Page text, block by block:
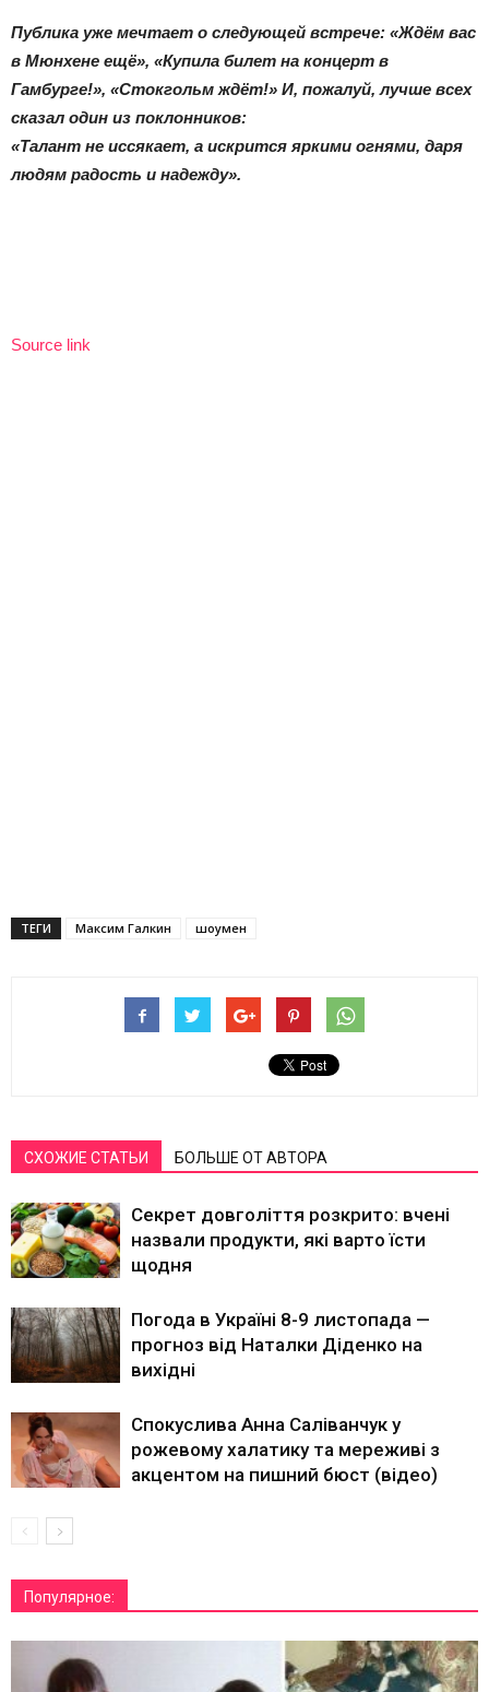
Публика уже мечтает о следующей встрече: «Ждём вас
в Мюнхене ещё», «Купила билет на концерт в
Гамбурге!», «Стокгольм ждёт!» И, пожалуй, лучше всех
сказал один из поклонников:
«Талант не иссякает, а искрится яркими огнями, даря
людям радость и надежду».
Source link
ТЕГИ Максим Галкин шоумен
СХОЖИЕ СТАТЬИ БОЛЬШЕ ОТ АВТОРА
Секрет довголіття розкрито: вчені
назвали продукти, які варто їсти
щодня
Погода в Україні 8-9 листопада —
прогноз від Наталки Діденко на
вихідні
Спокуслива Анна Саліванчук у
рожевому халатику та мереживі з
акцентом на пишний бюст (відео)
Популярное: